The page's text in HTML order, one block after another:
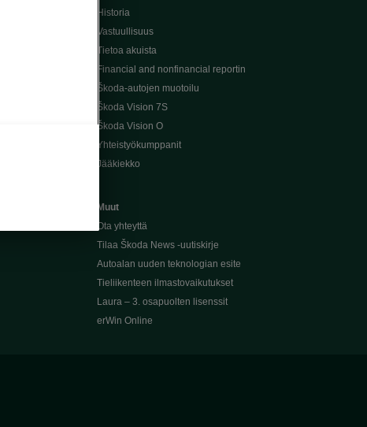
Historia
Vastuullisuus
Tietoa akuista
Financial and nonfinancial reportin
Škoda-autojen muotoilu
Škoda Vision 7S
Škoda Vision O
Yhteistyökumppanit
Jääkiekko
Muut
Ota yhteyttä
Tilaa Škoda News -uutiskirje
Autoalan uuden teknologian esite
Tieliikenteen ilmastovaikutukset
Laura – 3. osapuolten lisenssit
erWin Online